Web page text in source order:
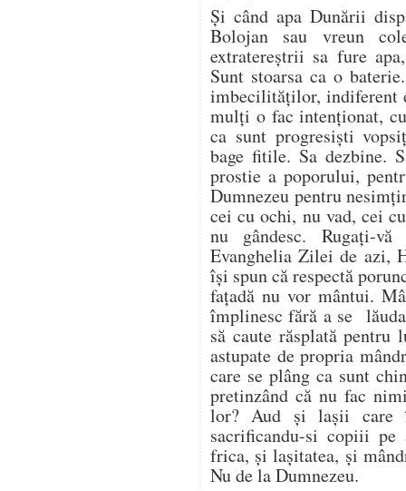
Și când apa Dunării
Bolojan sau vreun
extratereștrii sa fure
Sunt stoarsa ca o
imbecilităților, indiferent
mulți o fac intenționat,
ca sunt progresiști
bage fitile. Sa dezbine.
prostie a poporului,
Dumnezeu pentru
cei cu ochi, nu vad, cei
nu gândesc. Rugați-
Evanghelia Zilei de azi,
își spun că respectă
fațadă nu vor mântui.
împlinesc fără a se
să caute răsplată
astupate de propria
care se plâng ca sunt
pretinzând că nu fac
lor? Aud și lașii care
sacrificandu-si copiii
frica, și lașitatea, și
Nu de la Dumnezeu.